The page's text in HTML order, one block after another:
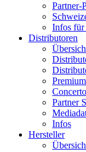
Partner-
Infos für
Distributoren
Partner
Infos
Hersteller